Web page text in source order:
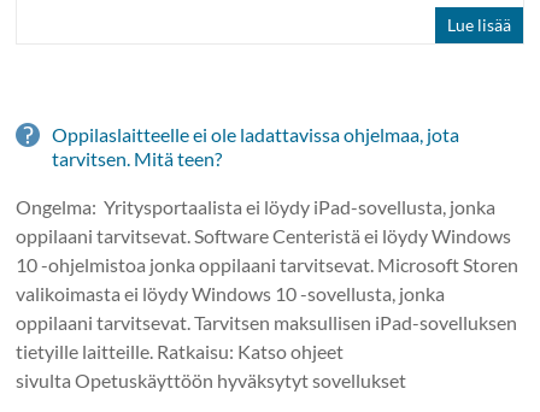
Lue lisää
Oppilaslaitteelle ei ole ladattavissa ohjelmaa, jota
tarvitsen. Mitä teen?
Ongelma: Yritysportaalista ei löydy iPad-sovellusta, jonka
oppilaani tarvitsevat. Software Centeristä ei löydy Windows
10 -ohjelmistoa jonka oppilaani tarvitsevat. Microsoft Storen
valikoimasta ei löydy Windows 10 -sovellusta, jonka
oppilaani tarvitsevat. Tarvitsen maksullisen iPad-sovelluksen
tietyille laitteille. Ratkaisu: Katso ohjeet
sivulta Opetuskäyttöön hyväksytyt sovellukset